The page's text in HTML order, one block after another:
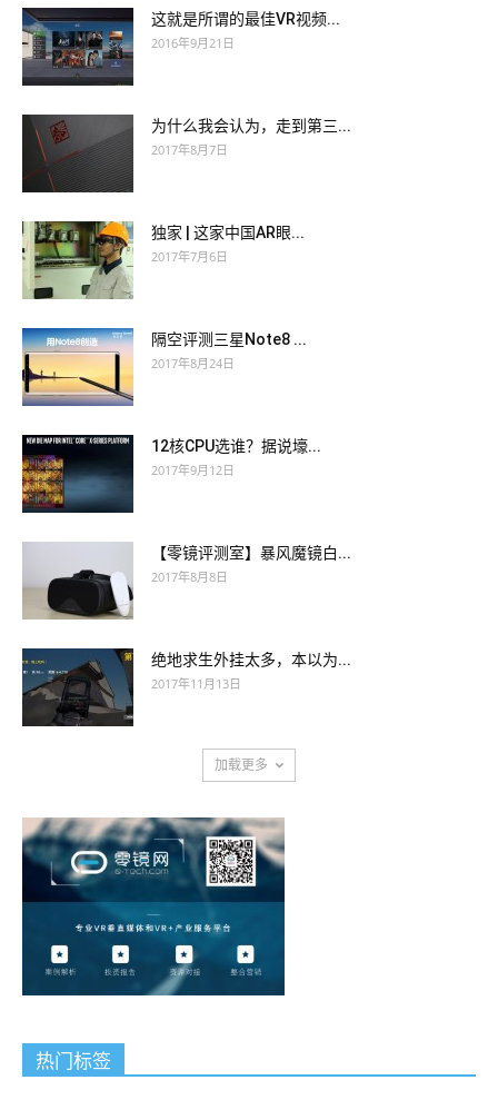
这就是所谓的最佳VR视频...
2016年9月21日
为什么我会认为，走到第三...
2017年8月7日
独家 | 这家中国AR眼...
2017年7月6日
隔空评测三星Note8 ...
2017年8月24日
12核CPU选谁？据说壕...
2017年9月12日
【零镜评测室】暴风魔镜白...
2017年8月8日
绝地求生外挂太多，本以为...
2017年11月13日
加载更多
热门标签